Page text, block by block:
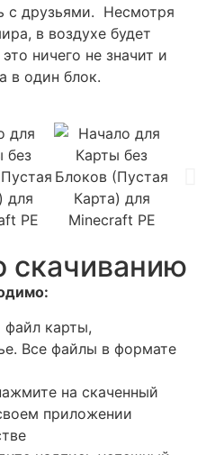
с друзьями. Несмотря
в воздухе будет
ничего не значит и
в один блок.
скачиванию
карты,
Все файлы в формате
на скаченный
приложении